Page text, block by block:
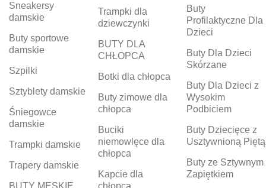
Sneakersy
damskie
Buty sportowe
damskie
Szpilki
Sztyblety damskie
Śniegowce
damskie
Trampki damskie
Trapery damskie
BUTY MĘSKIE
Trampki dla
dziewczynki
BUTY DLA
CHŁOPCA
Botki dla chłopca
Buty zimowe dla
chłopca
Buciki
niemowlęce dla
chłopca
Kapcie dla
chłopca
Buty
Profilaktyczne Dla
Dzieci
Buty Dla Dzieci
Skórzane
Buty Dla Dzieci z
Wysokim
Podbiciem
Buty Dziecięce z
Usztywnioną Piętą
Buty ze Sztywnym
Zapiętkiem